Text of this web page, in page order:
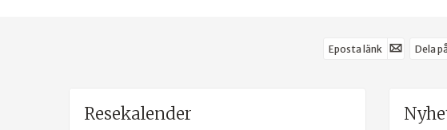
Eposta länk Dela
Resekalender